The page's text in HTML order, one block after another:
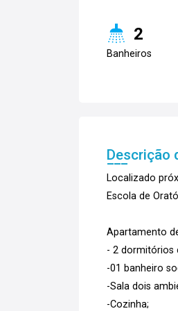
2
Banheiros
Descrição
Localizado
Escola de
Apartamento
- 2 dormitórios
-01 banheiro
-Sala dois
-Cozinha;